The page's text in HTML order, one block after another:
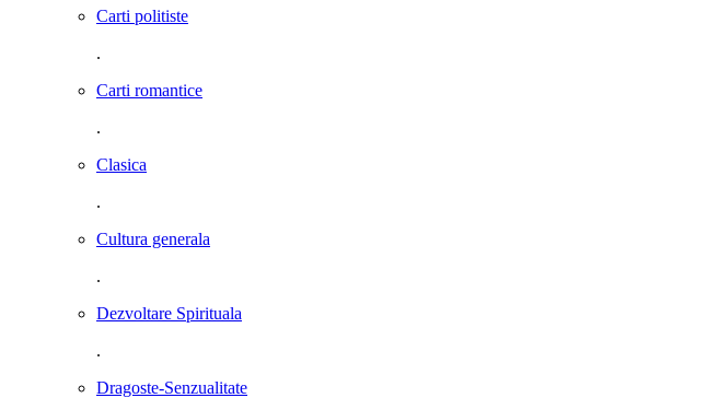
Carti politiste
.
Carti romantice
.
Clasica
.
Cultura generala
.
Dezvoltare Spirituala
.
Dragoste-Senzualitate